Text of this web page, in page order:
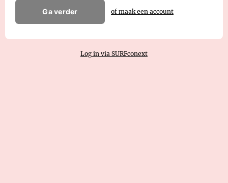
Ga verder of maak een account
Log in via SURFconext